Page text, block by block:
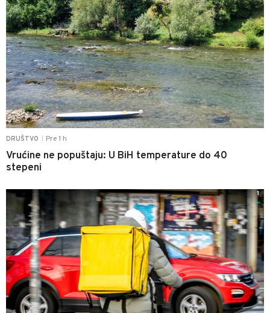
DRUŠTVO Pre 1 h
Vrućine ne popuštaju: U BiH temperature do 40
stepeni
1